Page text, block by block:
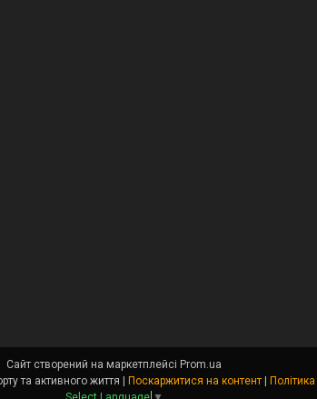
Сайт створений на маркетплейсі Prom.ua
Angel Fit - товари для здоров'я, спорту та активного життя | Поскаржитися на контент |